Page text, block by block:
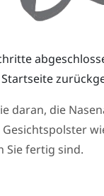
daran, die
Sie fertig sind.